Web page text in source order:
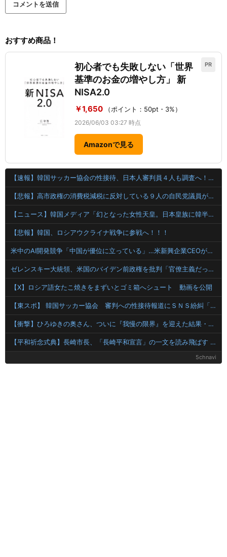
おすすめ商品！
PR
初心者でも失敗しない「世界
基準のお金の増やし方」 新
NISA2.0
￥1,650 （ポイント：50pt・3%）
2026/06/03 03:27 時点
Amazonで見る
【速報】韓国サッカー協会の性接待、日本人審判員４人も調査へ！！！
【悲報】高市政権の消費税減税に反対している９人の自民党議員が全て判明！！！！ やっぱりコイツラかｗｗｗｗｗ
【ニュース】韓国メディア「幻となった女性天皇。日本皇族に韓半島の男の血が入る可能性がゼロに・・・」
【悲報】韓国、ロシアウクライナ戦争に参戦へ！！！
米中のAI開発競争「中国が優位に立っている」…米新興企業CEOが予測！
ゼレンスキー大統領、米国のバイデン前政権を批判「官僚主義だった」
【X】ロシア語女たこ焼きをまずいとゴミ箱へシュート 動画を公開
【東スポ】 韓国サッカー協会 審判への性接待報道にＳＮＳ紛糾「徹底追及」「２００２年はどうなの？」
【衝撃】ひろゆきの奥さん、ついに『我慢の限界』を迎えた結果・・・・・
【平和祈念式典】長崎市長、「長崎平和宣言」の一文を読み飛ばす 「NPTの義務を履行し、核軍縮に向け着実に前進することを求めます」
5chnavi